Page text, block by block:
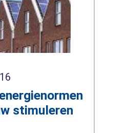
stimuleren